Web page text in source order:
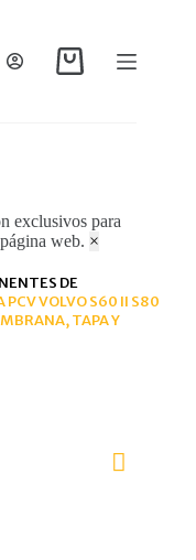
exclusivos para
web. ×
DE
PCV VOLVO S60 II S80
TAPA Y